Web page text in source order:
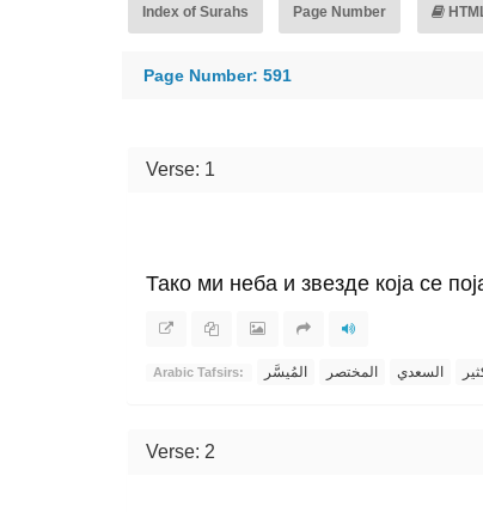
Index of Surahs Page Number
Page Number: 591
Verse: 1
Тако ми неба и звезде која се
Arabic Tafsirs: المُيسَّر المختصر السعدي
Verse: 2